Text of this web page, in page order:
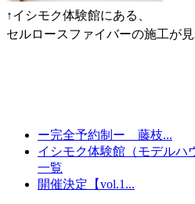
↑イシモク体験館にある、
セルロースファイバーの施工が見
ー完全予約制ー 藤枝...
イシモク体験館（モデルハ
一覧
開催決定【vol.1...